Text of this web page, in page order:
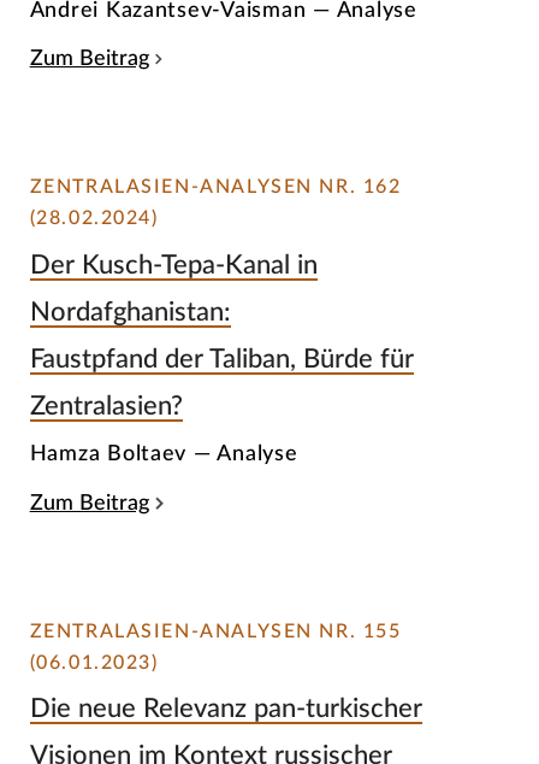
Andrei Kazantsev-Vaisman — Analyse
Zum Beitrag
ZENTRALASIEN-ANALYSEN NR. 162
(28.02.2024)
Der Kusch-Tepa-Kanal in
Nordafghanistan:
Faustpfand der Taliban, Bürde für
Zentralasien?
Hamza Boltaev — Analyse
Zum Beitrag
ZENTRALASIEN-ANALYSEN NR. 155
(06.01.2023)
Die neue Relevanz pan-turkischer
Visionen im Kontext russischer